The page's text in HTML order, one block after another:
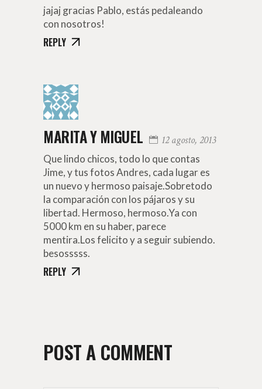
jajaj gracias Pablo, estás pedaleando
con nosotros!
REPLY
MARITA Y MIGUEL 12 agosto, 2013
Que lindo chicos, todo lo que contas
Jime, y tus fotos Andres, cada lugar es
un nuevo y hermoso paisaje.Sobretodo
la comparación con los pájaros y su
libertad. Hermoso, hermoso.Ya con
5000 km en su haber, parece
mentira.Los felicito y a seguir subiendo.
besosssss.
REPLY
POST A COMMENT